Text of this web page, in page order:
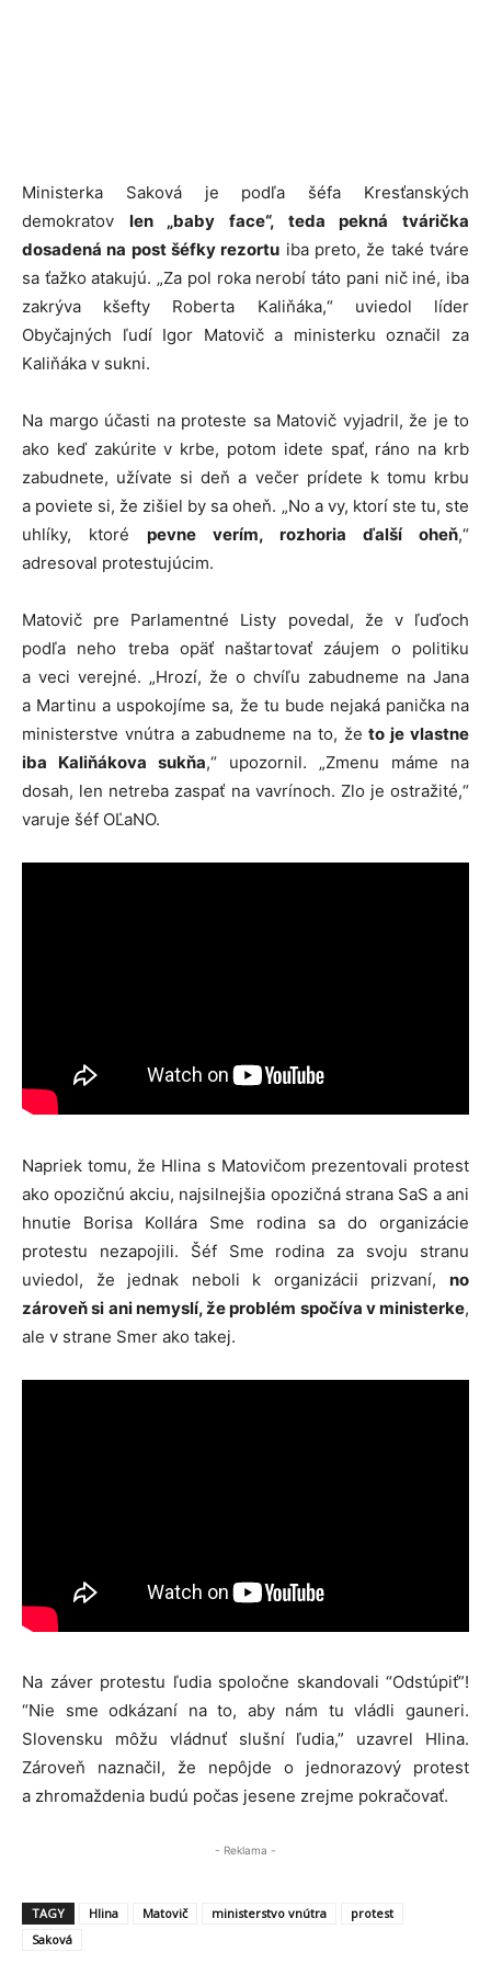
Ministerka Saková je podľa šéfa Kresťanských
demokratov len „baby face“, teda pekná tvárička
dosadená na post šéfky rezortu iba preto, že také tváre
sa ťažko atakujú. „Za pol roka nerobí táto pani nič iné, iba
zakrýva kšefty Roberta Kaliňáka,“ uviedol líder
Obyčajných ľudí Igor Matovič a ministerku označil za
Kaliňáka v sukni.
Na margo účasti na proteste sa Matovič vyjadril, že je to
ako keď zakúrite v krbe, potom idete spať, ráno na krb
zabudnete, užívate si deň a večer prídete k tomu krbu
a poviete si, že zišiel by sa oheň. „No a vy, ktorí ste tu, ste
uhlíky, ktoré pevne verím, rozhoria ďalší oheň,“
adresoval protestujúcim.
Matovič pre Parlamentné Listy povedal, že v ľuďoch
podľa neho treba opäť naštartovať záujem o politiku
a veci verejné. „Hrozí, že o chvíľu zabudneme na Jana
a Martinu a uspokojíme sa, že tu bude nejaká panička na
ministerstve vnútra a zabudneme na to, žeto je vlastne
iba Kaliňákova sukňa,“ upozornil. „Zmenu máme na
dosah, len netreba zaspať na vavrínoch. Zlo je ostražité,“
varuje šéf OĽaNO.
Napriek tomu, že Hlina s Matovičom prezentovali protest
ako opozičnú akciu, najsilnejšia opozičná strana SaS a ani
hnutie Borisa Kollára Sme rodina sa do organizácie
protestu nezapojili. Šéf Sme rodina za svoju stranu
uviedol, že jednak neboli k organizácii prizvaní, no
zároveň si ani nemyslí, že problém spočíva v ministerke,
ale v strane Smer ako takej.
Na záver protestu ľudia spoločne skandovali “Odstúpiť”!
“Nie sme odkázaní na to, aby nám tu vládli gauneri.
Slovensku môžu vládnuť slušní ľudia,” uzavrel Hlina.
Zároveň naznačil, že nepôjde o jednorazový protest
a zhromaždenia budú počas jesene zrejme pokračovať.
- Reklama -
TAGY Hlina Matovič ministerstvo vnútra
protest
Saková